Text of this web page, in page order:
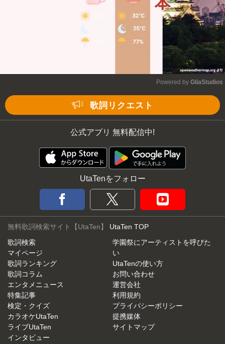
Powered by GliaStudios
歌詞リクエスト
公式アプリ 無料配信中!
UtaTenをフォロー
無料歌詞検索サイト【UtaTen】 UtaTen TOP
歌詞検索
マイページ
歌詞ランキング
歌詞コラム
エンタメニュース
特集記事
検定・クイズ
カラオケUtaTen
ライブUtaTen
インタビュー
学園祭にアーティストを呼びた
い
UtaTenの使い方
お問い合わせ
運営会社
利用規約
プライバシーポリシー
提携媒体
サイトマップ